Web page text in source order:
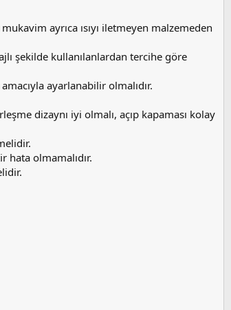
mukavim ayrıca ısıyı iletmeyen malzemeden
şekilde kullanılanlardan tercihe göre
ayarlanabilir olmalıdır.
dizaynı iyi olmalı, açıp kapaması kolay
olmamalıdır.